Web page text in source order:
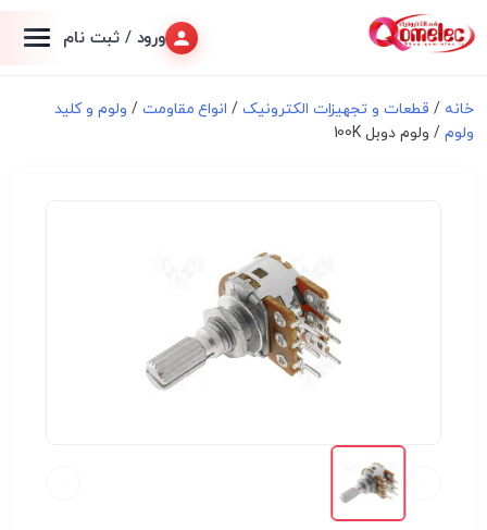
ورود / ثبت نام
خانه / قطعات و تجهیزات الکترونیک/ انواع مقاومت / ولوم و کلید
ولوم / ولوم دوبل 100K